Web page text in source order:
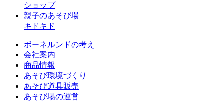
ショップ
親子のあそび場
キドキド
ボーネルンドの考え
会社案内
商品情報
あそび環境づくり
あそび道具販売
あそび場の運営